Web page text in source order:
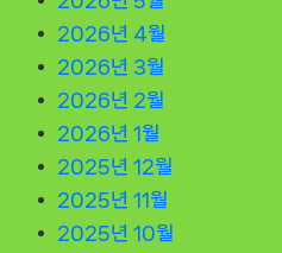
2026년 4월
2026년 3월
2026년 2월
2026년 1월
2025년 12월
2025년 11월
2025년 10월